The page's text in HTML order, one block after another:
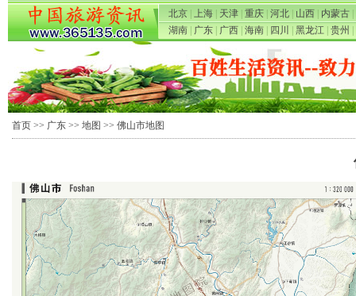
北京 上海 天津 重庆 河北 山西 内蒙古
湖南
广东 广西 海南 四川 黑龙江 贵州
首页 >> 广东 >> 地图 >> 佛山市地图